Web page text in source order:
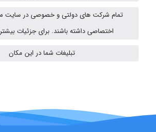
تمام شرکت های دولتی و خصوصی در سایت
اختصاصی داشته باشند. برای جزئیات
تبلیغات شما در این مکان